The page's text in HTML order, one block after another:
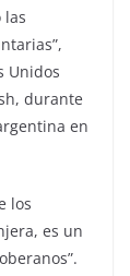
las
Unidos
durante
en
los
es un